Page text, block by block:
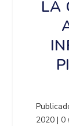
LA
2020 |0